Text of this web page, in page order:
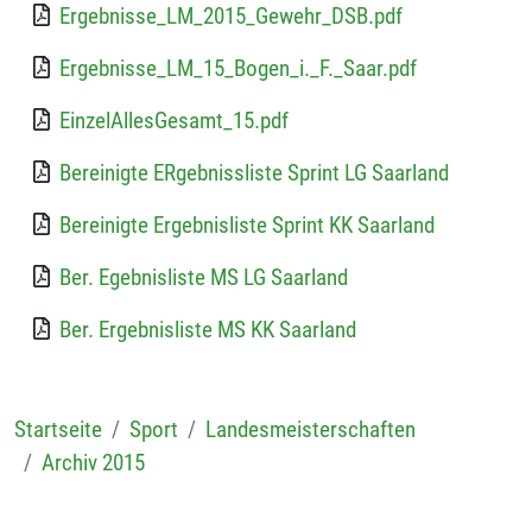
Ergebnisse_LM_2015_Gewehr_DSB.pdf
Ergebnisse_LM_15_Bogen_i._F._Saar.pdf
EinzelAllesGesamt_15.pdf
Bereinigte ERgebnissliste Sprint LG Saarland
Bereinigte Ergebnisliste Sprint KK Saarland
Ber. Egebnisliste MS LG Saarland
Ber. Ergebnisliste MS KK Saarland
Startseite Sport
Landesmeisterschaften
Archiv 2015